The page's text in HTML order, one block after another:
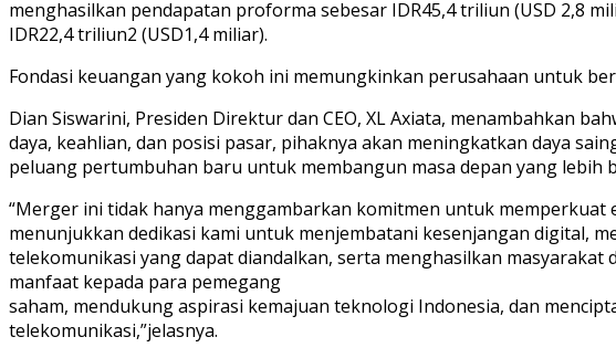
menghasilkan pendapatan proforma sebesar IDR45,4 triliun (USD 2,8
IDR22,4 triliun2 (USD1,4 miliar).
Fondasi keuangan yang kokoh ini memungkinkan perusahaan untuk
Dian Siswarini, Presiden Direktur dan CEO, XL Axiata, menambahkan
daya, keahlian, dan posisi pasar, pihaknya akan meningkatkan daya
peluang pertumbuhan baru untuk membangun masa depan yang lebih
“Merger ini tidak hanya menggambarkan komitmen untuk
menunjukkan dedikasi kami untuk menjembatani kesenjangan digital,
telekomunikasi yang dapat diandalkan, serta menghasilkan
manfaat kepada para pemegang
saham, mendukung aspirasi kemajuan teknologi Indonesia, dan
telekomunikasi,”jelasnya.